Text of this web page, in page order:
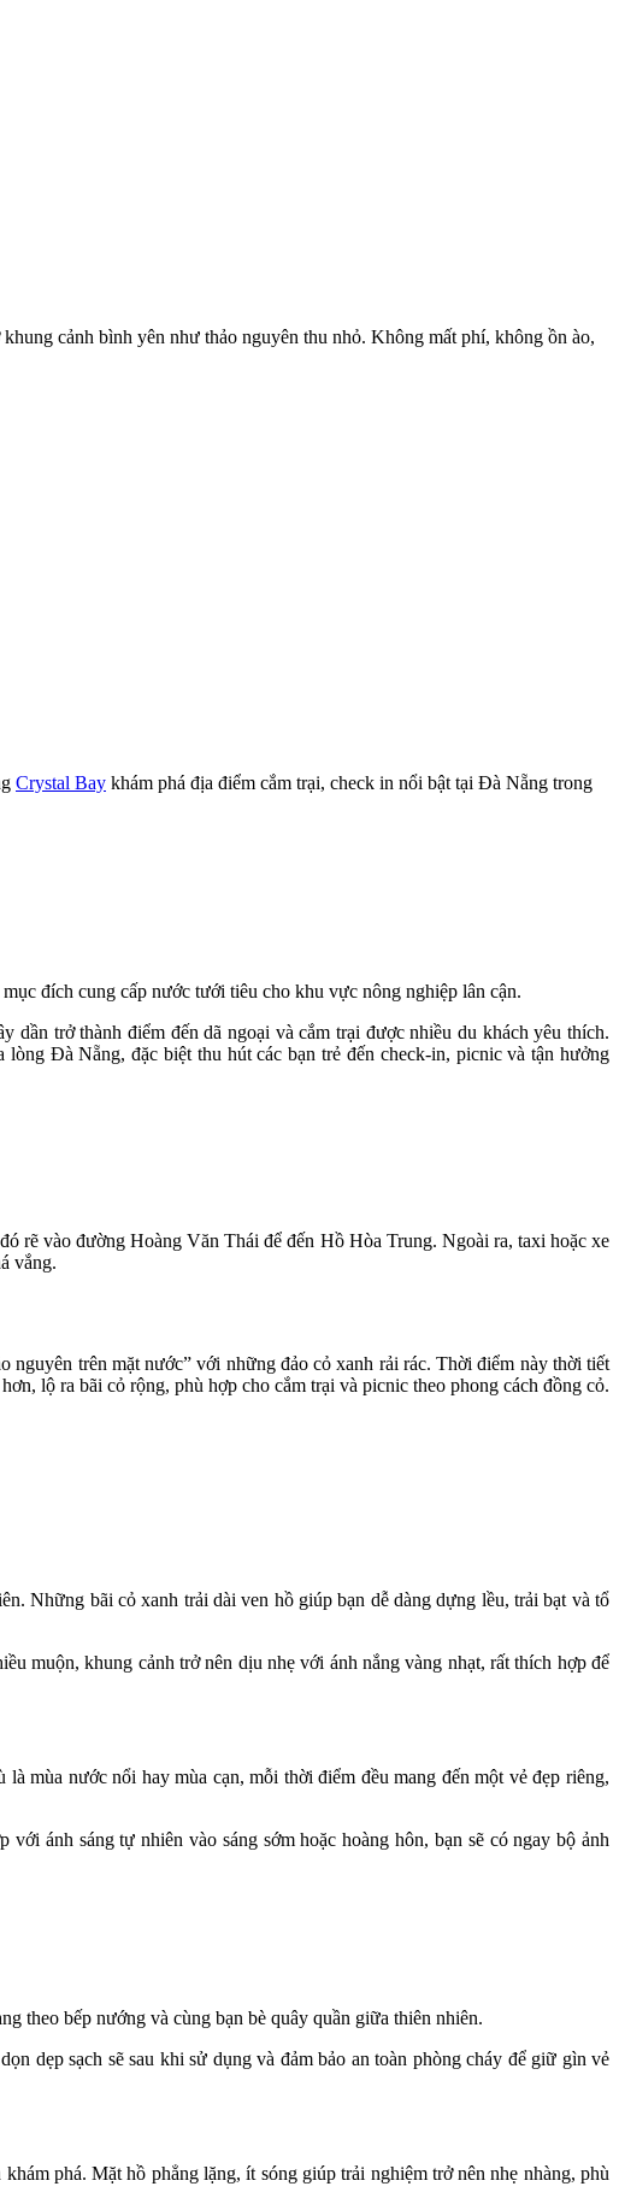
cảnh bình yên như thảo nguyên thu nhỏ. Không mất phí, không ồn ào,
Crystal Bay khám phá địa điểm cắm trại, check in nổi bật tại Đà Nẵng trong
đích cung cấp nước tưới tiêu cho khu vực nông nghiệp lân cận.
trở thành điểm đến dã ngoại và cắm trại được nhiều du khách yêu thích.
Đà Nẵng, đặc biệt thu hút các bạn trẻ đến check-in, picnic và tận hưởng
rẽ vào đường Hoàng Văn Thái để đến Hồ Hòa Trung. Ngoài ra, taxi hoặc xe
vắng.
nguyên trên mặt nước” với những đảo cỏ xanh rải rác. Thời điểm này thời tiết
lộ ra bãi cỏ rộng, phù hợp cho cắm trại và picnic theo phong cách đồng cỏ.
Những bãi cỏ xanh trải dài ven hồ giúp bạn dễ dàng dựng lều, trải bạt và tổ
muộn, khung cảnh trở nên dịu nhẹ với ánh nắng vàng nhạt, rất thích hợp để
mùa nước nổi hay mùa cạn, mỗi thời điểm đều mang đến một vẻ đẹp riêng,
ánh sáng tự nhiên vào sáng sớm hoặc hoàng hôn, bạn sẽ có ngay bộ ảnh
theo bếp nướng và cùng bạn bè quây quần giữa thiên nhiên.
dẹp sạch sẽ sau khi sử dụng và đảm bảo an toàn phòng cháy để giữ gìn vẻ
phá. Mặt hồ phẳng lặng, ít sóng giúp trải nghiệm trở nên nhẹ nhàng, phù